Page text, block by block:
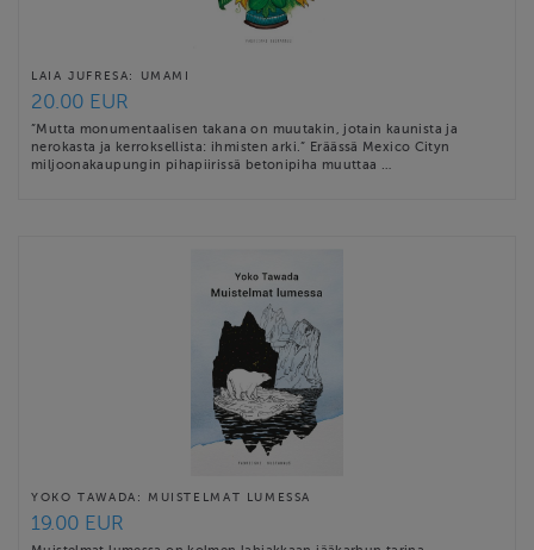
LAIA JUFRESA: UMAMI
20.00 EUR
”Mutta monumentaalisen takana on muutakin, jotain kaunista ja
nerokasta ja kerroksellista: ihmisten arki.” Eräässä Mexico Cityn
miljoonakaupungin pihapiirissä betonipiha muuttaa …
YOKO TAWADA: MUISTELMAT LUMESSA
19.00 EUR